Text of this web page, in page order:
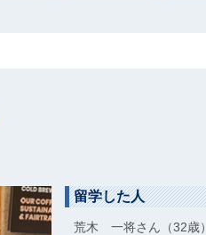
留学した人
荒木 一将さん（32歳）